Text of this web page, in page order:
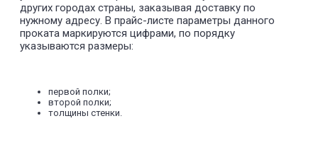
других городах страны, заказывая доставку по
нужному адресу. В прайс-листе параметры данного
проката маркируются цифрами, по порядку
указываются размеры:
первой полки;
второй полки;
толщины стенки.